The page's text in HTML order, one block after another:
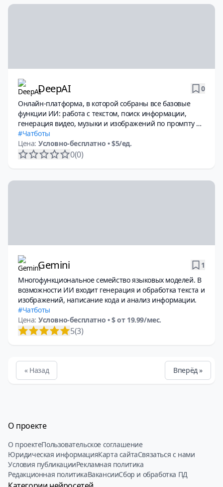
DeepAI
0
Онлайн-платформа, в которой собраны все базовые
функции ИИ: работа с текстом, поиск информации,
генерация видео, музыки и изображений по промпту и
многое другое.
Чатботы
Цена: Условно-бесплатно • $5/ед.
0(0)
Gemini
1
Многофункциональное семейство языковых моделей. В
возможности ИИ входит генерация и обработка текста и
изображений, написание кода и анализ информации.
Чатботы
Цена: Условно-бесплатно • $ от 19.99/мес.
5(3)
« Назад Вперёд »
О проекте
О проектеПользовательское соглашение
Юридическая информацияКарта сайтаСвязаться с нами
Условия публикацииРекламная политика
Редакционная политикаВакансииСбор и обработка ПД